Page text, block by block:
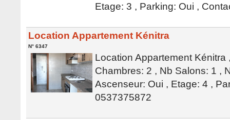
Etage: 3 , Parking: Oui ,
Location Appartement Kénitra
N° 6347
Location Appartement Kénitra
Chambres: 2 , Nb Salons: 1 ,
Ascenseur: Oui , Etage: 4 ,
0537375872